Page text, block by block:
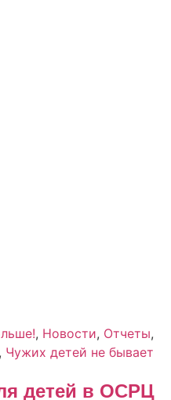
, Новости, Отчеты,
, Чужих детей не бывает
детей в ОСРЦ